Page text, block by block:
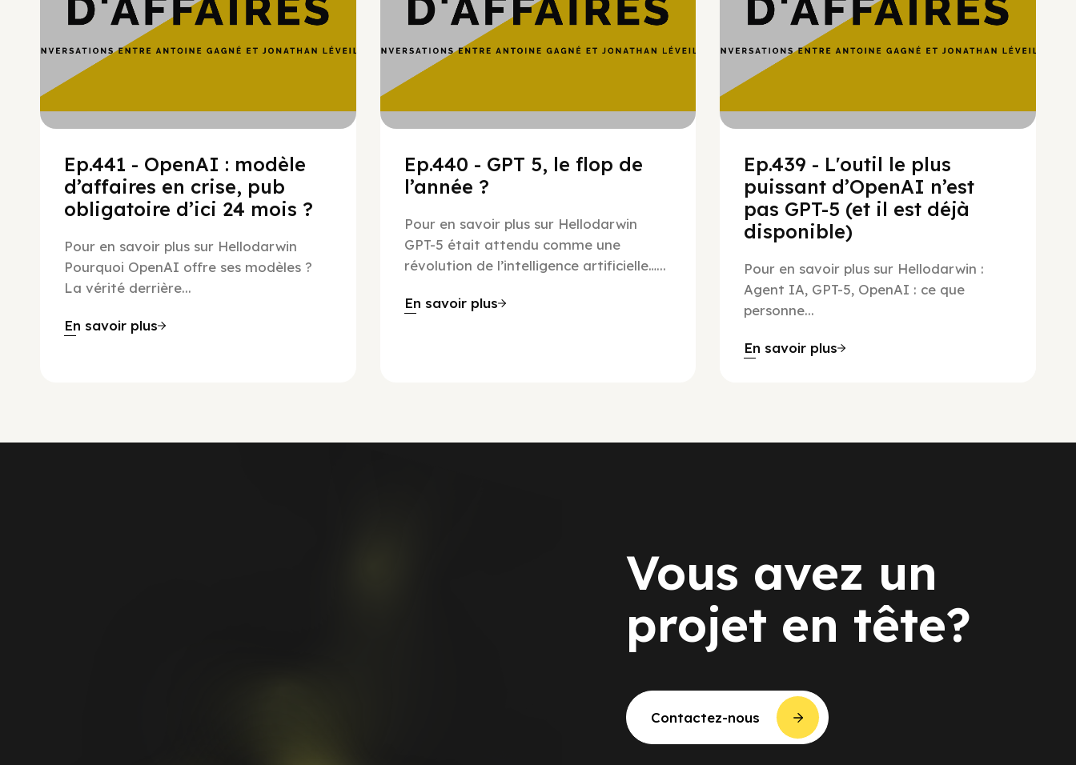
Ep.441 - OpenAI : modèle
d’affaires en crise, pub
obligatoire d’ici 24 mois ?
Pour en savoir plus sur Hellodarwin
Pourquoi OpenAI offre ses modèles ?
La vérité derrière...
En savoir plus
Ep.440 - GPT 5, le flop de
l’année ?
Pour en savoir plus sur Hellodarwin
GPT-5 était attendu comme une
révolution de l’intelligence artificielle…...
En savoir plus
Ep.439 - L'outil le plus
puissant d’OpenAI n’est
pas GPT-5 (et il est déjà
disponible)
Pour en savoir plus sur Hellodarwin :
Agent IA, GPT-5, OpenAI : ce que
personne...
En savoir plus
Vous avez un
projet en tête?
Contactez-nous